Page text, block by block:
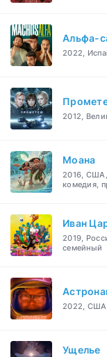
Альфа-
2022,
2012,
Моана
2016,
комедия,
Иван
2019,
семейный
2022, США,
Ущелье